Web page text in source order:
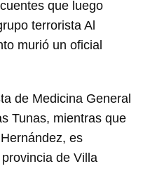
que luego
terrorista Al
murió un oficial
de Medicina General
Tunas, mientras que
es
de Villa